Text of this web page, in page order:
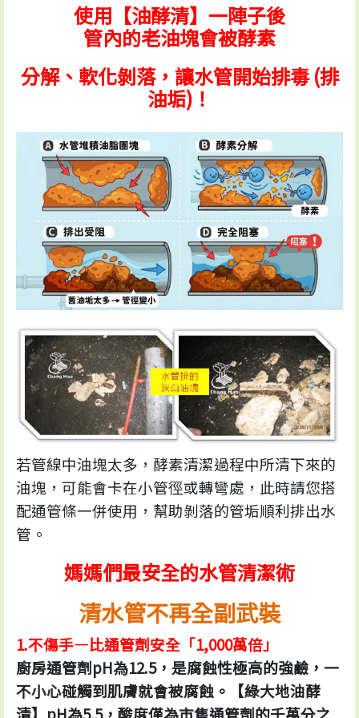
使用【油酵清】一陣子後
管內的老油塊會被酵素
分解、軟化剝落，讓水管開始排毒 (排
油垢)！
若管線中油塊太多，酵素清潔過程中所清下來的
油塊，可能會卡在小管徑或轉彎處，此時請您搭
配通管條一併使用，幫助剝落的管垢順利排出水
管。
媽媽們最安全的水管清潔術
清水管不再全副武裝
1.不傷手—比通管劑安全「1,000萬倍」
廚房通管劑pH為12.5，是腐蝕性極高的強鹼，一
不小心碰觸到肌膚就會被腐蝕。【綠大地油酵